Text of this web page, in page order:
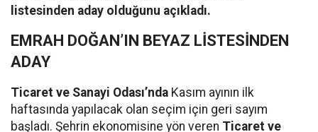
listesinden aday olduğunu açıkladı.
EMRAH DOĞAN’IN BEYAZ LİSTESİNDEN
ADAY
Ticaret ve Sanayi Odası’nda Kasım ayının ilk
haftasında yapılacak olan seçim için geri sayım
başladı. Şehrin ekonomisine yön veren Ticaret ve